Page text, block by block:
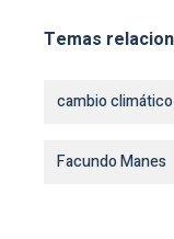
Temas
cambio climático
Facundo Manes